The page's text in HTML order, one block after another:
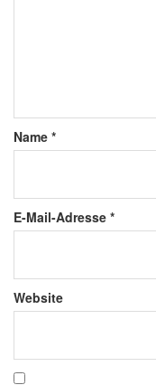
Name *
E-Mail-Adresse *
Website